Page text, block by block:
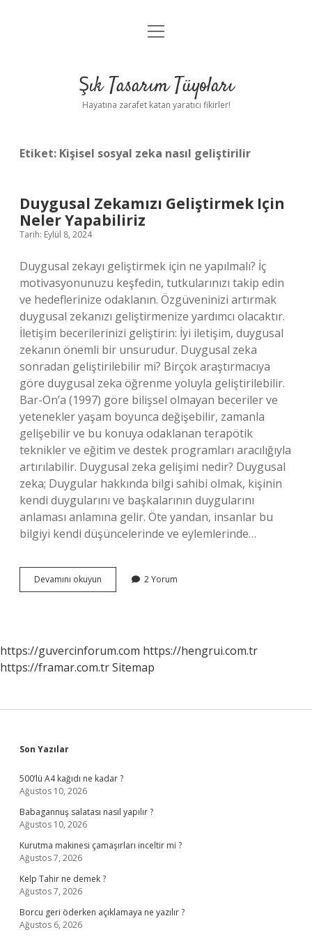
Anasayfa
Yasal Uyarı
menüyü
Şık Tasarım Tüyoları
Hayatına zarafet katan yaratıcı fikirler!
Etiket: Kişisel sosyal zeka nasıl geliştirilir
Duygusal Zekamızı Geliştirmek Için
Neler Yapabiliriz
Tarih: Eylül 8, 2024
Duygusal zekayı geliştirmek için ne yapılmalı? İç
motivasyonunuzu keşfedin, tutkularınızı takip edin
ve hedeflerinize odaklanın. Özgüveninizi artırmak
duygusal zekanızı geliştirmenize yardımcı olacaktır.
İletişim becerilerinizi geliştirin: İyi iletişim, duygusal
zekanın önemli bir unsurudur. Duygusal zeka
sonradan geliştirilebilir mi? Birçok araştırmacıya
göre duygusal zeka öğrenme yoluyla geliştirilebilir.
Bar-On’a (1997) göre bilişsel olmayan beceriler ve
yetenekler yaşam boyunca değişebilir, zamanla
gelişebilir ve bu konuya odaklanan terapötik
teknikler ve eğitim ve destek programları aracılığıyla
artırılabilir. Duygusal zeka gelişimi nedir? Duygusal
zeka; Duygular hakkında bilgi sahibi olmak, kişinin
kendi duygularını ve başkalarının duygularını
anlaması anlamına gelir. Öte yandan, insanlar bu
bilgiyi kendi düşüncelerinde ve eylemlerinde…
Devamını okuyun Duygusal
Zekamızı
2 Yorum
https://guvercinforum.com https://hengrui.com.tr
https://framar.com.trSitemap
Sidebar
Son Yazılar
500’lü A4 kağıdı ne kadar ?
Ağustos 10, 2026
Babagannuş salatası nasıl yapılır ?
Ağustos 10, 2026
Kurutma makinesi çamaşırları inceltir mi ?
Ağustos 7, 2026
Kelp Tahir ne demek ?
Ağustos 7, 2026
Borcu geri öderken açıklamaya ne yazılır ?
Ağustos 6, 2026